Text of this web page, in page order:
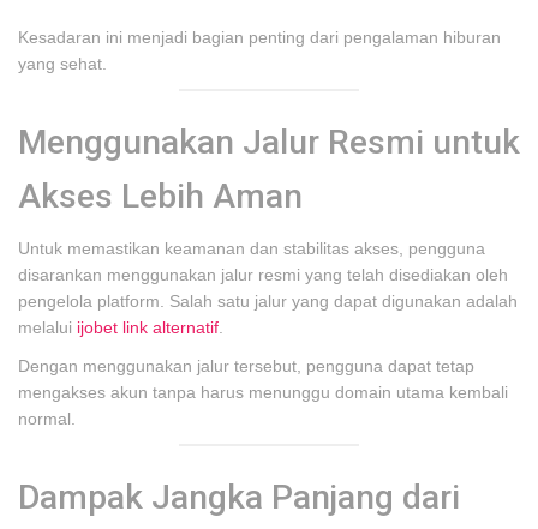
Kesadaran ini menjadi bagian penting dari pengalaman hiburan
yang sehat.
Menggunakan Jalur Resmi untuk
Akses Lebih Aman
Untuk memastikan keamanan dan stabilitas akses, pengguna
disarankan menggunakan jalur resmi yang telah disediakan oleh
pengelola platform. Salah satu jalur yang dapat digunakan adalah
melalui ijobet link alternatif
Dengan menggunakan jalur tersebut, pengguna dapat tetap
mengakses akun tanpa harus menunggu domain utama kembali
normal.
Dampak Jangka Panjang dari